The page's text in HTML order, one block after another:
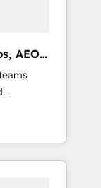
agents
AEO
led